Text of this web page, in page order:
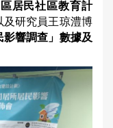
居民社區教育計
及研究員王琼澧博
響調查」數據及